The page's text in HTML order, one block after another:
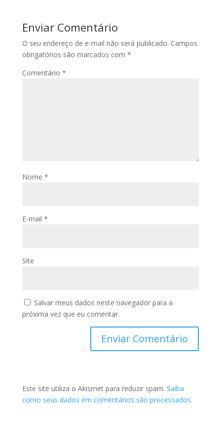
Enviar Comentário
O seu endereço de e-mail não será publicado. Campos
obrigatórios são marcados com *
Comentário *
Nome *
E-mail *
Site
Salvar meus dados neste navegador para a
próxima vez que eu comentar.
Este site utiliza o Akismet para reduzir spam. Saiba
como seus dados em comentários são processados.